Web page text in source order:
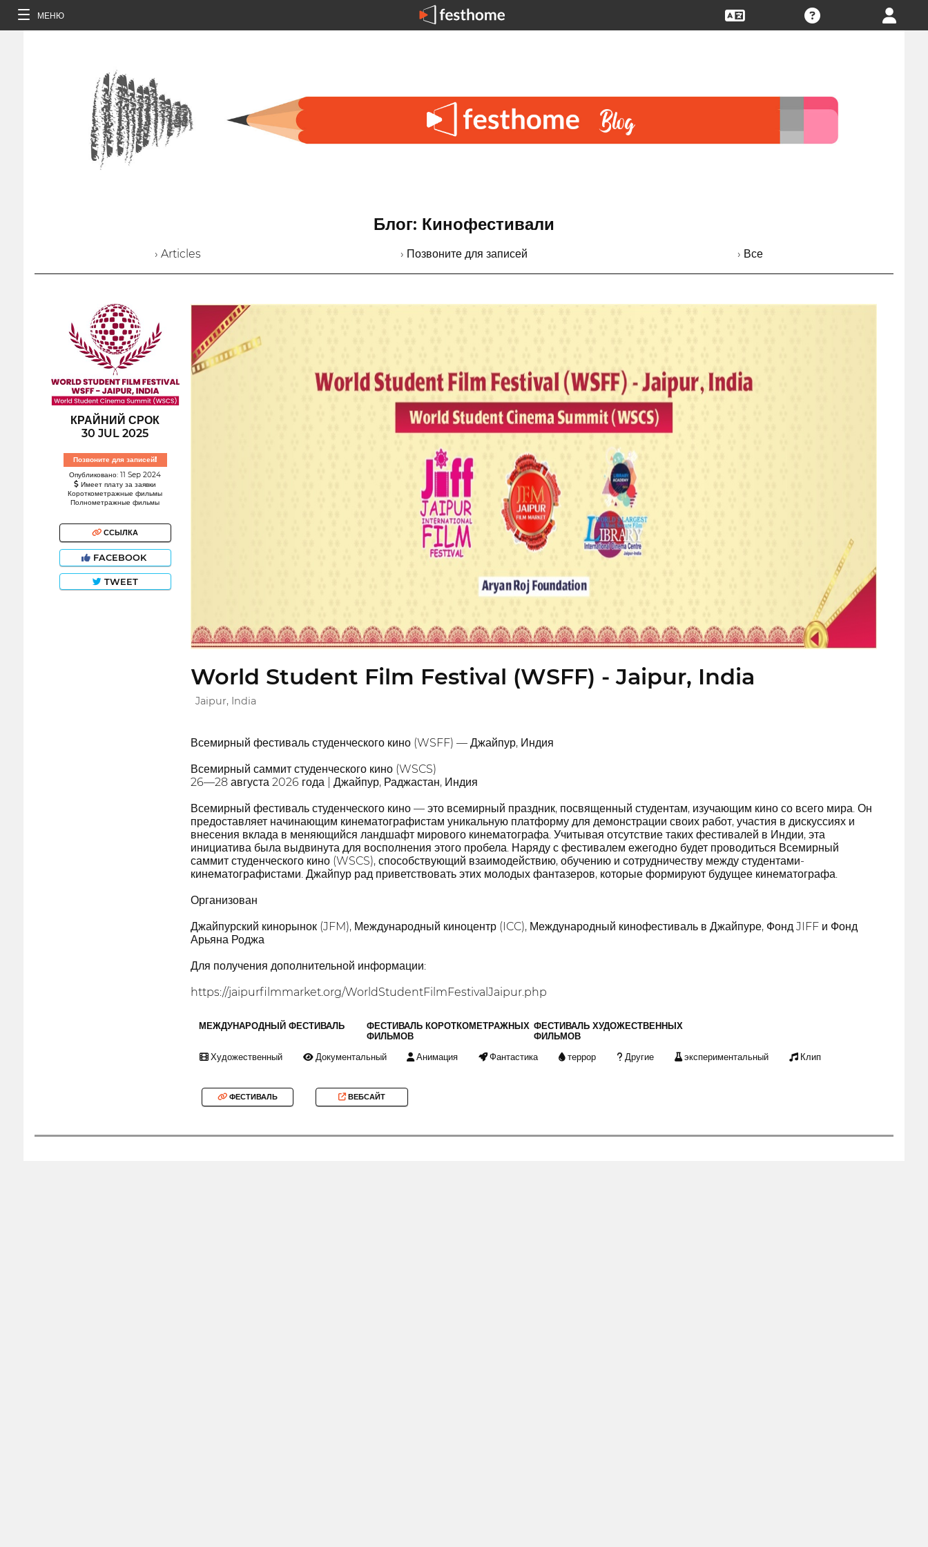
МЕНЮ
Блог: Кинофестивали
› Articles › Позвоните для записей › Все
КРАЙНИЙ СРОК
30 JUL 2025
Позвоните для записей!
Опубликовано: 11 Sep 2024
Имеет плату за заявки
Короткометражные фильмы
Полнометражные фильмы
ССЫЛКА
FACEBOOK
TWEET
World Student Film Festival (WSFF) - Jaipur, India
Jaipur, India
Всемирный фестиваль студенческого кино (WSFF) — Джайпур, Индия
Всемирный саммит студенческого кино (WSCS)
26—28 августа 2026 года | Джайпур, Раджастан, Индия
Всемирный фестиваль студенческого кино — это всемирный праздник, посвященный студентам, изучающим кино со всего мира. Он
предоставляет начинающим кинематографистам уникальную платформу для демонстрации своих работ, участия в дискуссиях и
внесения вклада в меняющийся ландшафт мирового кинематографа. Учитывая отсутствие таких фестивалей в Индии, эта
инициатива была выдвинута для восполнения этого пробела. Наряду с фестивалем ежегодно будет проводиться Всемирный
саммит студенческого кино (WSCS), способствующий взаимодействию, обучению и сотрудничеству между студентами-
кинематографистами. Джайпур рад приветствовать этих молодых фантазеров, которые формируют будущее кинематографа.
Организован
Джайпурский кинорынок (JFM), Международный киноцентр (ICC), Международный кинофестиваль в Джайпуре, Фонд JIFF и Фонд
Арьяна Роджа
Для получения дополнительной информации:
https://jaipurfilmmarket.org/WorldStudentFilmFestivalJaipur.php
МЕЖДУНАРОДНЫЙ ФЕСТИВАЛЬ
ФЕСТИВАЛЬ КОРОТКОМЕТРАЖНЫХ
ФИЛЬМОВ
ФЕСТИВАЛЬ ХУДОЖЕСТВЕННЫХ
ФИЛЬМОВ
Художественный Документальный Анимация Фантастика террор Другие экспериментальный Клип
ФЕСТИВАЛЬ ВЕБСАЙТ